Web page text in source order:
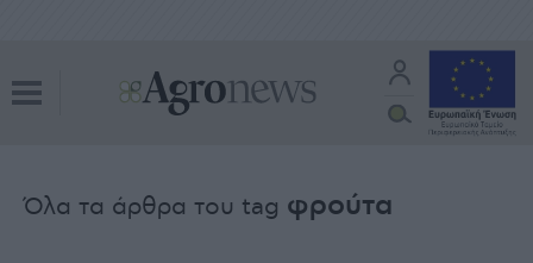
Όλα τα άρθρα του tag φρούτα